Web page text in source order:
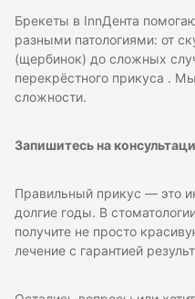
Брекеты в InnДента
разными патологиями: от
(щербинок) до сложных
перекрёстного прикуса .
сложности.
Запишитесь на
Правильный прикус — это
долгие годы. В
получите не просто
лечение с гарантией